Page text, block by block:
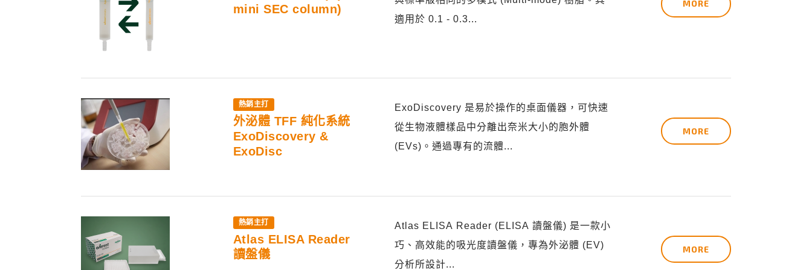
mini SEC column)
適用於 0.1 - 0.3...
MORE
外泌體 TFF 純化系統
ExoDiscovery &
ExoDisc
ExoDiscovery 是易於操作的桌面儀器，可快速
從生物液體樣品中分離出奈米大小的胞外體
(EVs)。通過專有的流體...
MORE
Atlas ELISA Reader
讀盤儀
Atlas ELISA Reader (ELISA 讀盤儀) 是一款小
巧、高效能的吸光度讀盤儀，專為外泌體 (EV)
分析所設計...
MORE